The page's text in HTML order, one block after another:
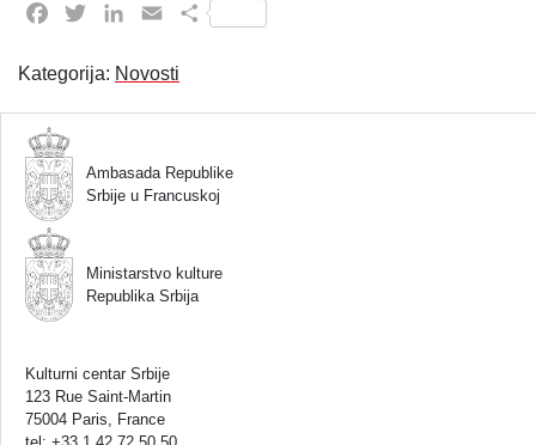
Facebook
TwitterLinkedIn
EmailShare
Kategorija: Novosti
Ambasada Republike
Srbije u Francuskoj
Ministarstvo kulture
Republika Srbija
Kulturni centar Srbije
123 Rue Saint-Martin
75004 Paris, France